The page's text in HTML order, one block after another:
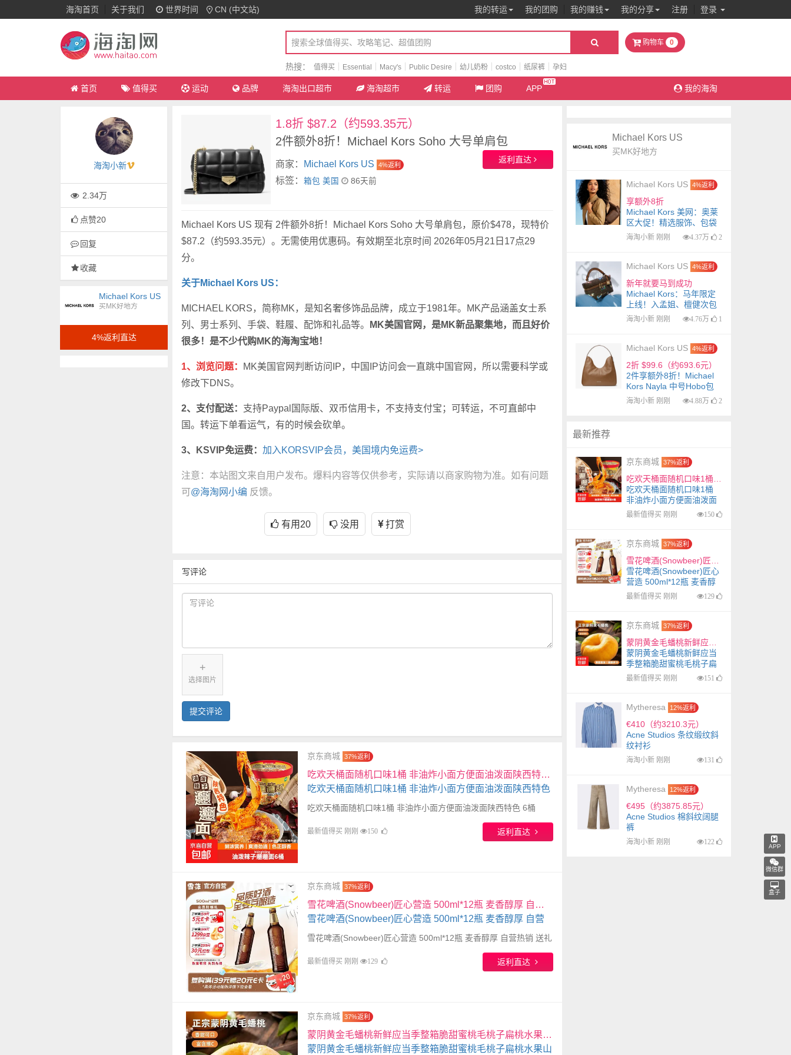
海淘首页 关于我们 世界时间 CN (中文站) 我的转运 我的团购 我的赚钱 我的分享 注册 登录
热搜： 值得买 Essential Macy's Public Desire 幼儿奶粉 costco 纸尿裤 孕妇
购物车 0
首页 值得买 运动 品牌 海淘出口超市 海淘超市 转运 团购 APP 我的海淘
海淘小新
2.34万
点赞20
回复
收藏
Michael Kors US
买MK好地方
4%返利直达
1.8折 $87.2（约593.35元）
2件额外8折！Michael Kors Soho 大号单肩包
返利直达
商家： Michael Kors US 4%返利
标签：箱包 美国 86天前
Michael Kors US 现有 2件额外8折！Michael Kors Soho 大号单肩包，原价$478，现特价
$87.2（约593.35元）。无需使用优惠码。有效期至北京时间 2026年05月21日17点29
分。
关于Michael Kors US：
MICHAEL KORS，简称MK，是知名奢侈饰品品牌，成立于1981年。MK产品涵盖女士系
列、男士系列、手袋、鞋履、配饰和礼品等。
MK美国官网，是MK新品聚集地，而且好价
很多！是不少代购MK的海淘宝地！
1、浏览问题： MK美国官网判断访问IP，中国IP访问会一直跳中国官网，所以需要科学或
修改下DNS。
2、支付配送： 支持Paypal国际版、双币信用卡，不支持支付宝；可转运，不可直邮中
国。转运下单看运气，有的时候会砍单。
3、KSVIP免运费：加入KORSVIP会员，美国境内免运费>
注意：本站图文来自用户发布。爆料内容等仅供参考，实际请以商家购物为准。如有问题
可@海淘网小编 反馈。
有用 20 没用 打赏
写评论
+
选择图片
提交评论
京东商城 37%返利
吃欢天桶面随机口味1桶 非油炸小面方便面油泼面陕西特色 6桶
吃欢天桶面随机口味1桶 非油炸小面方便面油泼面陕西特色
6桶
吃欢天桶面随机口味1桶 非油炸小面方便面油泼面陕西特色 6桶
最新值得买 刚刚 150 返利直达
京东商城 37%返利
雪花啤酒(Snowbeer)匠心营造 500ml*12瓶 麦香醇厚 自营热销 送礼
雪花啤酒(Snowbeer)匠心营造 500ml*12瓶 麦香醇厚 自营
热销 送礼
雪花啤酒(Snowbeer)匠心营造 500ml*12瓶 麦香醇厚 自营热销 送礼
最新值得买 刚刚 129 返利直达
京东商城 37%返利
蒙阴黄金毛蟠桃新鲜应当季整箱脆甜蜜桃毛桃子扁桃水果山东果园 带箱5斤净重4.6斤中果
蒙阴黄金毛蟠桃新鲜应当季整箱脆甜蜜桃毛桃子扁桃水果山
Michael Kors US
买MK好地方
Michael Kors US 4%返利
享额外8折
Michael Kors 美网：奥莱
区大促！精选服饰、包袋
海淘小新 刚刚 4.37万 2
Michael Kors US 4%返利
新年就要马到成功
Michael Kors：马年限定
上线！入孟姐、檀健次包
袋
海淘小新 刚刚 4.76万 1
Michael Kors US 4%返利
2折 $99.6（约693.6元）
2件享额外8折！Michael
Kors Nayla 中号Hobo包
海淘小新 刚刚 4.88万 2
最新推荐
京东商城 37%返利
吃欢天桶面随机口味1桶
非油炸小面方便面油泼面
陕西特色 6桶
最新值得买 刚刚 150
京东商城 37%返利
雪花啤酒(Snowbeer)匠心
营造 500ml*12瓶 麦香醇
厚 自营热销 送礼
最新值得买 刚刚 129
京东商城 37%返利
蒙阴黄金毛蟠桃新鲜应当季整箱脆甜蜜桃毛桃子扁桃水果山东果园 带箱5斤净重4.6斤中果
蒙阴黄金毛蟠桃新鲜应当
季整箱脆甜蜜桃毛桃子扁
桃水果山东果园 带箱5斤
最新值得买 刚刚 151
Mytheresa 12%返利
€410（约3210.3元）
Acne Studios 条纹缎纹斜
纹衬衫
海淘小新 刚刚 131
Mytheresa 12%返利
€495（约3875.85元）
Acne Studios 棉斜纹阔腿
裤
海淘小新 刚刚 122
APP
微信群
盒子